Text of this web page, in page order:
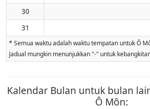
30
31
* Semua waktu adalah waktu tempatan untuk Ô
Jadual mungkin menunjukkan "-" untuk
Kalendar Bulan untuk bulan
Ô Môn: